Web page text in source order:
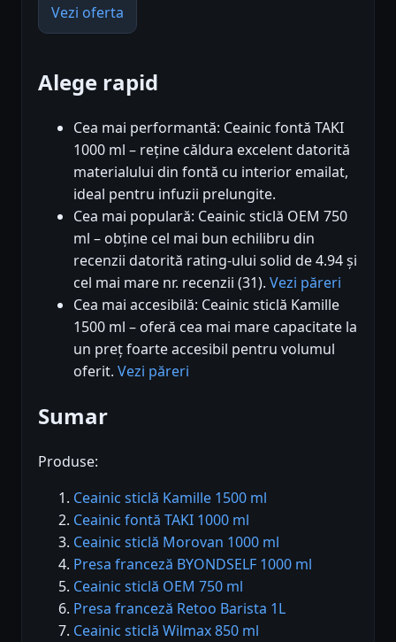
Vezi oferta
Alege rapid
Cea mai performantă: Ceainic fontă TAKI
1000 ml – reține căldura excelent datorită
materialului din fontă cu interior emailat,
ideal pentru infuzii prelungite.
Cea mai populară: Ceainic sticlă OEM 750
ml – obține cel mai bun echilibru din
recenzii datorită rating-ului solid de 4.94 și
cel mai mare nr. recenzii (31). Vezi păreri
Cea mai accesibilă: Ceainic sticlă Kamille
1500 ml – oferă cea mai mare capacitate la
un preț foarte accesibil pentru volumul
oferit. Vezi păreri
Sumar
Produse:
Ceainic sticlă Kamille 1500 ml
Ceainic fontă TAKI 1000 ml
Ceainic sticlă Morovan 1000 ml
Presa franceză BYONDSELF 1000 ml
Ceainic sticlă OEM 750 ml
Presa franceză Retoo Barista 1L
Ceainic sticlă Wilmax 850 ml